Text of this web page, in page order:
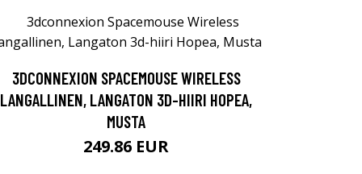
3DCONNEXION SPACEMOUSE WIRELESS
LANGALLINEN, LANGATON 3D-HIIRI HOPEA,
MUSTA
249.86 EUR